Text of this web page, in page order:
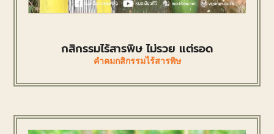
กสิกรรมไร้สารพิษ ไม่รวย แต่รอด
คำคมกสิกรรมไร้สารพิษ